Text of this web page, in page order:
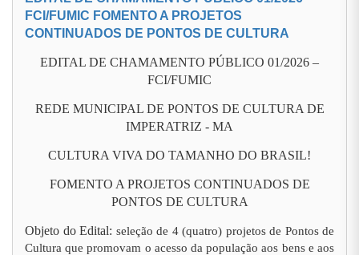
FCI/FUMIC FOMENTO A PROJETOS
CONTINUADOS DE PONTOS DE CULTURA
EDITAL DE CHAMAMENTO PÚBLICO 01/2026 –
FCI/FUMIC
REDE MUNICIPAL DE PONTOS DE CULTURA DE
IMPERATRIZ - MA
CULTURA VIVA DO TAMANHO DO BRASIL!
FOMENTO A PROJETOS CONTINUADOS DE
PONTOS DE CULTURA
Objeto do Edital: seleção de 4 (quatro) projetos de Pontos de
Cultura que promovam o acesso da população aos bens e aos